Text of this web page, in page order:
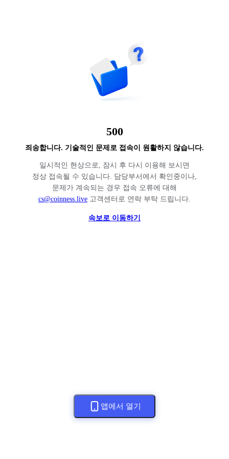
500
죄송합니다. 기술적인 문제로 접속이 원활하지 않습니다.
일시적인 현상으로, 잠시 후 다시 이용해 보시면
정상 접속될 수 있습니다. 담당부서에서 확인중이나,
문제가 계속되는 경우 접속 오류에 대해
cs@coinness.live 고객센터로 연락 부탁 드립니다.
속보로 이동하기
앱에서 열기